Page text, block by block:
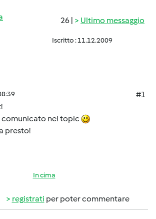
26 | Ultimo messaggio
Iscritto : 11.12.2009
#1
comunicato nel topic
presto!
In cima
registrati per poter commentare